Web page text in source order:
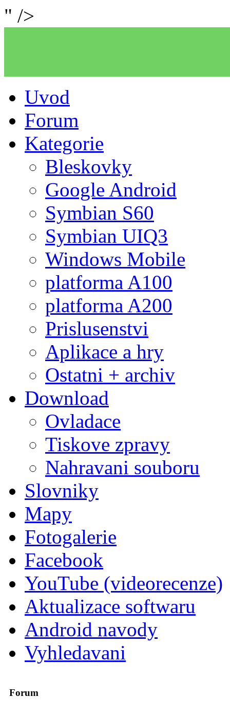
" />
Uvod
Forum
Kategorie
Bleskovky
Google Android
Symbian S60
Symbian UIQ3
Windows Mobile
platforma A100
platforma A200
Prislusenstvi
Aplikace a hry
Ostatni + archiv
Download
Ovladace
Tiskove zpravy
Nahravani souboru
Slovniky
Mapy
Fotogalerie
Facebook
YouTube (videorecenze)
Aktualizace softwaru
Android navody
Vyhledavani
Forum